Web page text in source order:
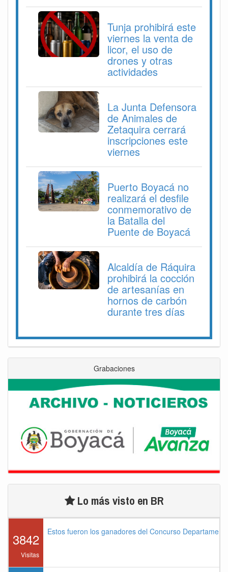
Tunja prohibirá este
viernes la venta de
licor, el uso de
drones y otras
actividades
La Junta Defensora
de Animales de
Zetaquira cerrará
inscripciones este
viernes
Puerto Boyacá no
realizará el desfile
conmemorativo de
la Batalla del
Puente de Boyacá
Alcaldía de Ráquira
prohibirá la cocción
de artesanías en
hornos de carbón
durante tres días
Grabaciones
Lo más visto en BR
3842
Visitas
Estos fueron los ganadores del Concurso